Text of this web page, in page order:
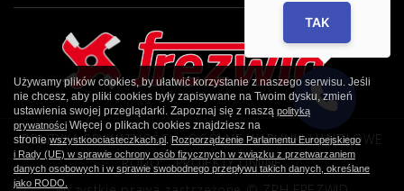
POLITYKA PRYWATNOŚCI
OGÓLNE WARUNKI HANDLOWE
RODO
PROJEKTY UNIJNE
Używamy plików cookies, by ułatwić korzystanie z naszego serwisu. Jeśli
nie chcesz, aby pliki cookies były zapisywane na Twoim dysku, zmień
ustawienia swojej przeglądarki. Zapoznaj się z naszą polityką
prywatności Więcej o plikach cookies znajdziesz na
stronie wszystkoociasteczkach.pl. Rozporządzenie Parlamentu Europejskiego
i Rady (UE) w sprawie ochrony osób fizycznych w związku z przetwarzaniem
danych osobowych i w sprawie swobodnego przepływu takich danych, określane
jako RODO.
TAK